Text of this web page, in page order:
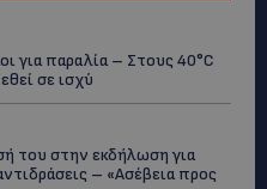
για παραλία – Στους 40°C
σε ισχύ
του στην εκδήλωση για
– «Ασέβεια προς